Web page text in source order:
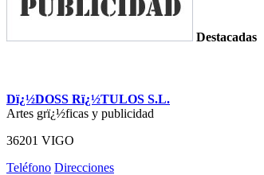
Destacadas
Dï¿½DOSS Rï¿½TULOS S.L.
Artes grï¿½ficas y publicidad
36201 VIGO
Teléfono Direcciones